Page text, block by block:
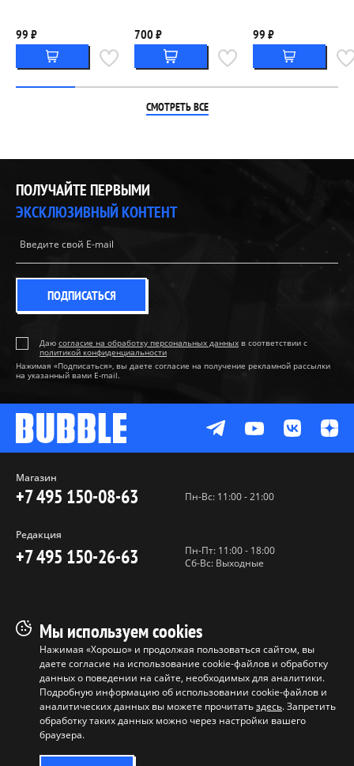
99 ₽ 700 ₽ 99 ₽
СМОТРЕТЬ ВСЕ
ПОЛУЧАЙТЕ ПЕРВЫМИ
ЭКСКЛЮЗИВНЫЙ КОНТЕНТ
ПОДПИСАТЬСЯ
Даю согласие на обработку персональных данных в соответствии с
политикой конфиденциальности
Нажимая «Подписаться», вы даете согласие на получение рекламной рассылки
на указанный вами E-mail.
Магазин
+7 495 150-08-63 Пн-Вс: 11:00 - 21:00
Редакция
+7 495 150-26-63
Пн-Пт: 11:00 - 18:00
Сб-Вс: Выходные
Пользовательское соглашение
Политика конфиденциальности
Программа лояльности
Условия продажи продукции
Копирование материалов без
разрешения запрещено ©
ООО "БАБЛ", 2017-2026
Мы используем cookies
Нажимая «Хорошо» и продолжая пользоваться сайтом, вы
даете согласие на использование cookie-файлов и обработку
данных о поведении на сайте, необходимых для аналитики.
Подробную информацию об использовании cookie-файлов и
аналитических данных вы можете прочитатьздесь. Запретить
обработку таких данных можно через настройки вашего
браузера.